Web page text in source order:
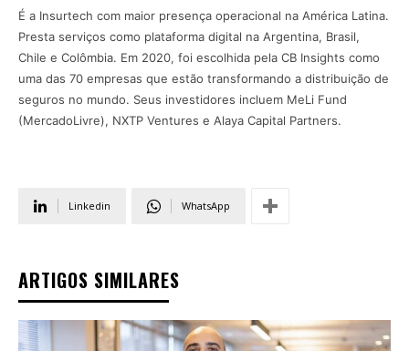
É a Insurtech com maior presença operacional na América Latina.
Presta serviços como plataforma digital na Argentina, Brasil,
Chile e Colômbia. Em 2020, foi escolhida pela CB Insights como
uma das 70 empresas que estão transformando a distribuição de
seguros no mundo. Seus investidores incluem MeLi Fund
(MercadoLivre), NXTP Ventures e Alaya Capital Partners.
Linkedin WhatsApp
ARTIGOS SIMILARES